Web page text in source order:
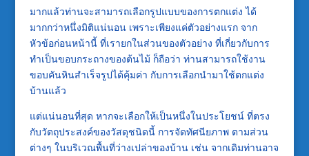
มากแล้วท่านจะสามารถเลือกรูปแบบของการตกแต่ง ได้
มากกว่าหนึ่งมิติแน่นอน เพราะเพียงแค่ตัวอย่างแรก จาก
หัวข้อก่อนหน้านี้ ที่เรายกในส่วนของตัวอย่าง ที่เกี่ยวกับการ
ทำเป็นขอบกระถางของต้นไม้ ก็ถือว่า ท่านสามารถใช้งาน
ขอบคันหินสำเร็จรูปได้คุ้มค่า กับการเลือกนำมาใช้ตกแต่ง
บ้านแล้ว
แต่แน่นอนที่สุด หากจะเลือกให้เป็นหนึ่งในประโยชน์ ที่ตรง
กับวัตถุประสงค์ของวัสดุชนิดนี้ การจัดทัศนียภาพ ตามส่วน
ต่างๆ ในบริเวณพื้นที่ว่างเปล่าของบ้าน เช่น จากเดิมท่านอาจ